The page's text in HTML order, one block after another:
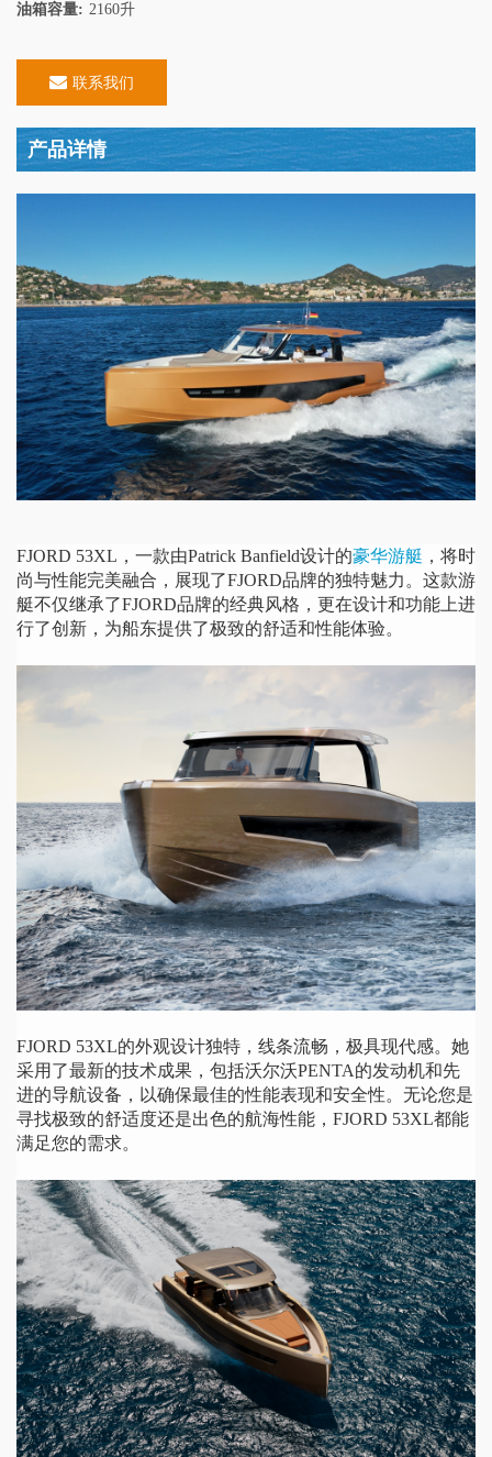
油箱容量: 2160升
联系我们
产品详情
FJORD 53XL，一款由Patrick Banfield设计的豪华游艇 ，将时
尚与性能完美融合，展现了FJORD品牌的独特魅力。这款游
艇不仅继承了FJORD品牌的经典风格，更在设计和功能上进
行了创新，为船东提供了极致的舒适和性能体验。
FJORD 53XL的外观设计独特，线条流畅，极具现代感。她
采用了最新的技术成果，包括沃尔沃PENTA的发动机和先
进的导航设备，以确保最佳的性能表现和安全性。无论您是
寻找极致的舒适度还是出色的航海性能，FJORD 53XL都能
满足您的需求。